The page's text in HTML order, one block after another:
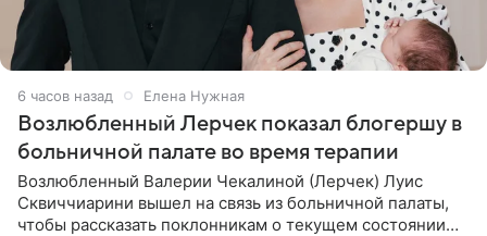
6 часов назад Елена Нужная
Возлюбленный Лерчек показал блогершу в
больничной палате во время терапии
Возлюбленный Валерии Чекалиной (Лерчек) Луис
Сквиччиарини вышел на связь из больничной палаты,
чтобы рассказать поклонникам о текущем состоянии